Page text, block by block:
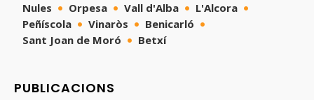
Nules
Orpesa Vall d'Alba
L'Alcora
Peñíscola
Vinaròs
Benicarló
Sant Joan de Moró
Betxí
PUBLICACIONS